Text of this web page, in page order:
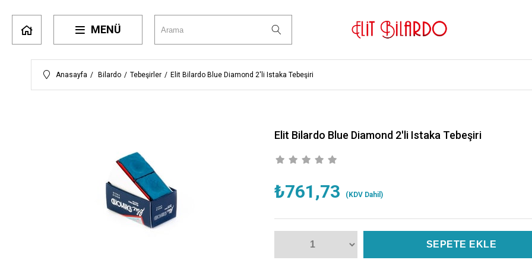
MENÜ
Anasayfa Bilardo Tebeşirler Elit Bilardo Blue Diamond 2'li Istaka Tebeşiri
Elit Bilardo Blue Diamond 2'li Istaka Tebeşiri
₺761,73 (KDV Dahil)